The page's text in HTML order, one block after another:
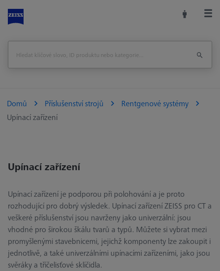
Domů Příslušenství strojů
Rentgenové systémy
Upínací zařízení
Upínací zařízení
Upínací zařízení je podporou při polohování a je proto
rozhodující pro dobrý výsledek. Upínací zařízení ZEISS pro CT a
veškeré příslušenství jsou navrženy jako univerzální: jsou
vhodné pro širokou škálu tvarů a typů. Můžete si vybrat mezi
promyšlenými stavebnicemi, jejichž komponenty lze zakoupit i
jednotlivě, a také univerzálními upínacími zařízeními, jako jsou
svěráky a tříčelisťové sklíčidla.